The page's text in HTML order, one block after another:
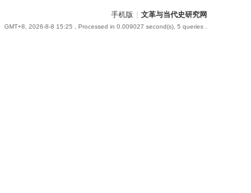
手机版 文革与当代史研究网
GMT+8, 2026-8-8 15:25 , Processed in 0.009027 second(s), 5 queries .